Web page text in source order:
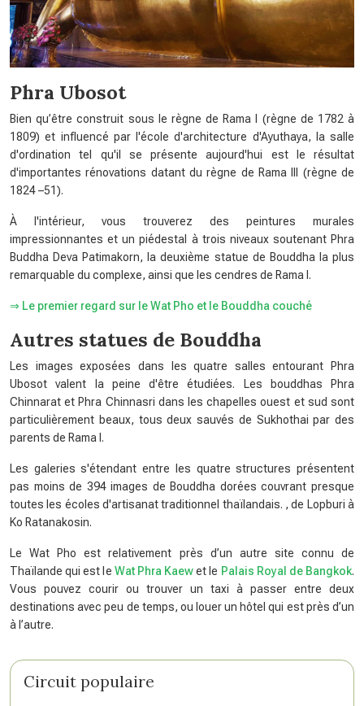
Phra Ubosot
Bien qu’être construit sous le règne de Rama I (règne de 1782 à
1809) et influencé par l'école d'architecture d'Ayuthaya, la salle
d'ordination tel qu'il se présente aujourd'hui est le résultat
d'importantes rénovations datant du règne de Rama III (règne de
1824 –51).
À l'intérieur, vous trouverez des peintures murales
impressionnantes et un piédestal à trois niveaux soutenant Phra
Buddha Deva Patimakorn, la deuxième statue de Bouddha la plus
remarquable du complexe, ainsi que les cendres de Rama I.
⇒ Le premier regard sur le Wat Pho et le Bouddha couché
Autres statues de Bouddha
Les images exposées dans les quatre salles entourant Phra
Ubosot valent la peine d'être étudiées. Les bouddhas Phra
Chinnarat et Phra Chinnasri dans les chapelles ouest et sud sont
particulièrement beaux, tous deux sauvés de Sukhothai par des
parents de Rama I.
Les galeries s'étendant entre les quatre structures présentent
pas moins de 394 images de Bouddha dorées couvrant presque
toutes les écoles d'artisanat traditionnel thaïlandais. , de Lopburi à
Ko Ratanakosin.
Le Wat Pho est relativement près d’un autre site connu de
Thaïlande qui est le Wat Phra Kaewet le Palais Royal de Bangkok.
Vous pouvez courir ou trouver un taxi à passer entre deux
destinations avec peu de temps, ou louer un hôtel qui est près d’un
à l’autre.
Circuit populaire